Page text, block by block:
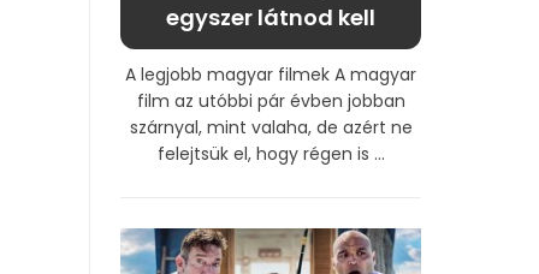
egyszer látnod kell
A legjobb magyar filmek A magyar
film az utóbbi pár évben jobban
szárnyal, mint valaha, de azért ne
felejtsük el, hogy régen is ...